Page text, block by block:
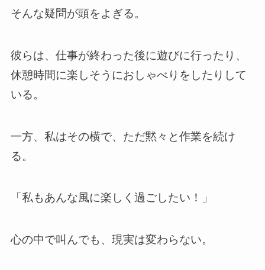
そんな疑問が頭をよぎる。
彼らは、仕事が終わった後に遊びに行ったり、
休憩時間に楽しそうにおしゃべりをしたりして
いる。
一方、私はその横で、ただ黙々と作業を続け
る。
「私もあんな風に楽しく過ごしたい！」
心の中で叫んでも、現実は変わらない。